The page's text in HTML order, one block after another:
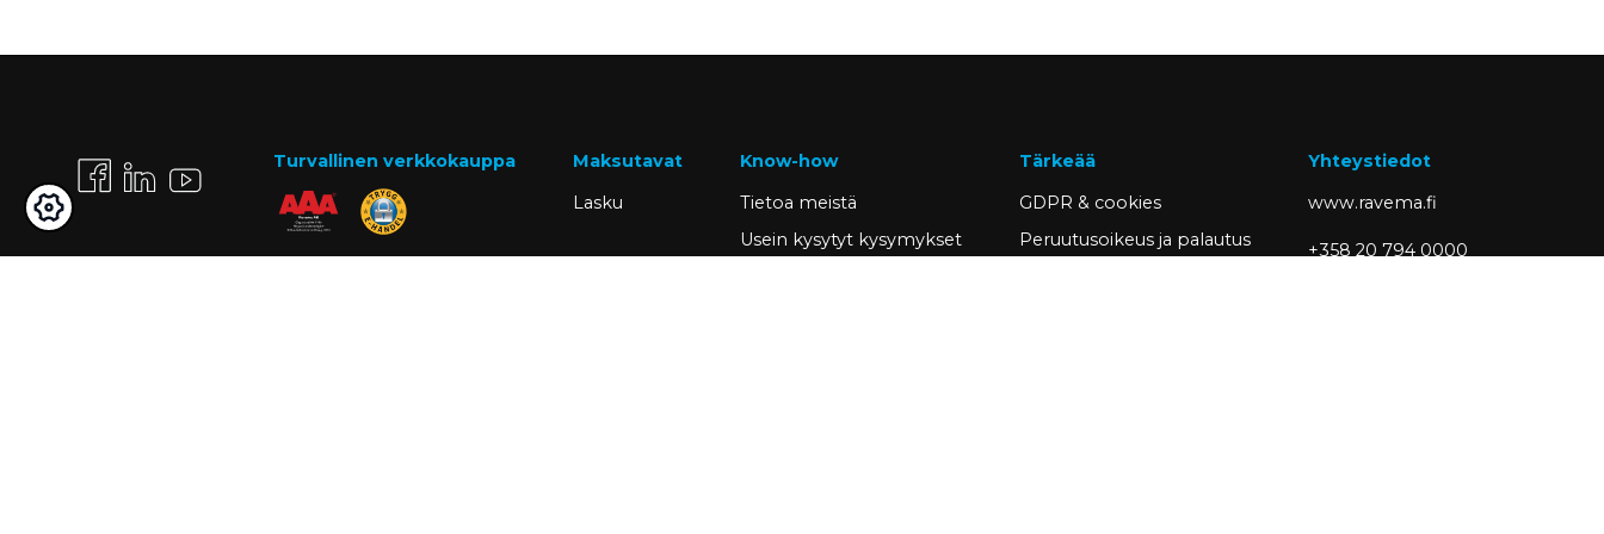
Turvallinen verkkokauppa
Maksutavat
Lasku
Know-how
Tietoa meistä
Usein kysytyt kysymykset
Tärkeää
GDPR & cookies
Peruutusoikeus ja palautus
Yhteystiedot
www.ravema.fi
+358 20 794 0000